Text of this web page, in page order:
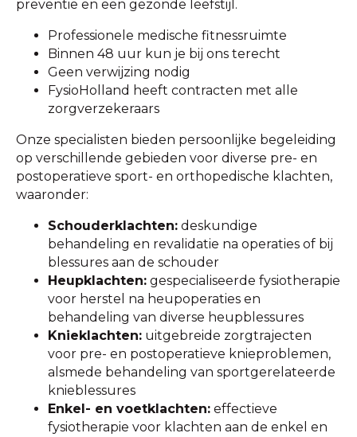
preventie en een gezonde leefstijl.
Professionele medische fitnessruimte
Binnen 48 uur kun je bij ons terecht
Geen verwijzing nodig
FysioHolland heeft contracten met alle
zorgverzekeraars
Onze specialisten bieden persoonlijke begeleiding
op verschillende gebieden voor diverse pre- en
postoperatieve sport- en orthopedische klachten,
waaronder:
Schouderklachten: deskundige
behandeling en revalidatie na operaties of bij
blessures aan de schouder
Heupklachten: gespecialiseerde fysiotherapie
voor herstel na heupoperaties en
behandeling van diverse heupblessures
Knieklachten: uitgebreide zorgtrajecten
voor pre- en postoperatieve knieproblemen,
alsmede behandeling van sportgerelateerde
knieblessures
Enkel- en voetklachten: effectieve
fysiotherapie voor klachten aan de enkel en